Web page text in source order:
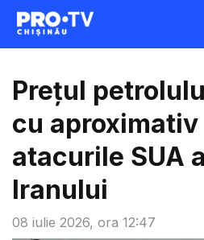
08 iulie 2026, ora 12:47
Prețul
cu
atacurile SUA
Iranului